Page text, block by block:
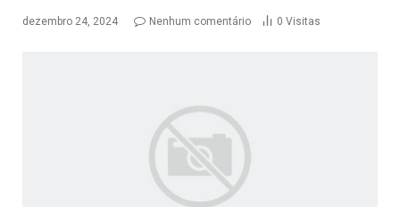
dezembro 24, 2024 Nenhum comentário 0 Visitas